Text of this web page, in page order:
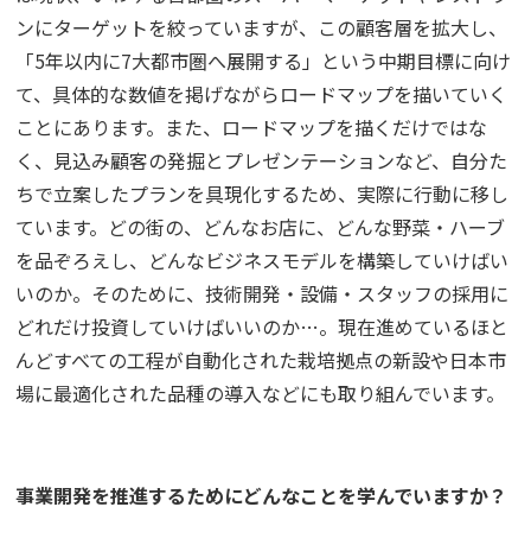
ンにターゲットを絞っていますが、この顧客層を拡大し、
「5年以内に7大都市圏へ展開する」という中期目標に向け
て、具体的な数値を掲げながらロードマップを描いていく
ことにあります。また、ロードマップを描くだけではな
く、見込み顧客の発掘とプレゼンテーションなど、自分た
ちで立案したプランを具現化するため、実際に行動に移し
ています。どの街の、どんなお店に、どんな野菜・ハーブ
を品ぞろえし、どんなビジネスモデルを構築していけばい
いのか。そのために、技術開発・設備・スタッフの採用に
どれだけ投資していけばいいのか…。現在進めているほと
んどすべての工程が自動化された栽培拠点の新設や日本市
場に最適化された品種の導入などにも取り組んでいます。
事業開発を推進するためにどんなことを学んでいますか？